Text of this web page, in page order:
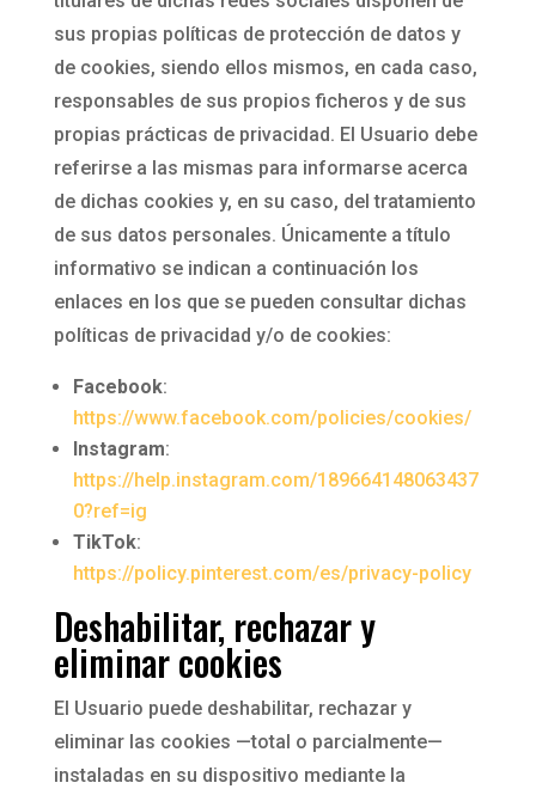
sus propias políticas de protección de datos y
de cookies, siendo ellos mismos, en cada caso,
responsables de sus propios ficheros y de sus
propias prácticas de privacidad. El Usuario debe
referirse a las mismas para informarse acerca
de dichas cookies y, en su caso, del tratamiento
de sus datos personales. Únicamente a título
informativo se indican a continuación los
enlaces en los que se pueden consultar dichas
políticas de privacidad y/o de cookies:
Facebook:
https://www.facebook.com/policies/cookies/
Instagram:
https://help.instagram.com/189664148063437
0?ref=ig
TikTok:
https://policy.pinterest.com/es/privacy-policy
Deshabilitar, rechazar y
eliminar cookies
El Usuario puede deshabilitar, rechazar y
eliminar las cookies —total o parcialmente—
instaladas en su dispositivo mediante la